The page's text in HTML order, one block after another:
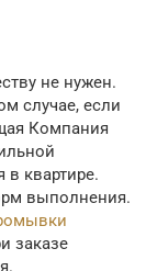
не нужен.
случае, если
Компания
в квартире.
выполнения.
заказе